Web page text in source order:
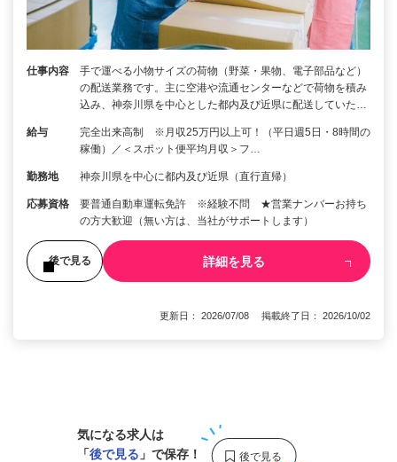
仕事内容
手で運べる小物サイズの荷物（野菜・果物、電子部品など）
の配送業務です。主に空港や流通センターなどで荷物を積み
込み、神奈川県を中心とした都内及び近県に配送していた…
給与
完全出来高制 ※月収25万円以上可！（平日週5日・8時間の
稼働）／＜スポット便平均月収＞フ…
勤務地 神奈川県を中心に都内及び近県（直行直帰）
応募資格
要普通自動車運転免許 ※経験不問 ★営業ナンバーお持ち
の方大歓迎（無い方は、当社がサポートします）
後で見る 詳細を見る
更新日： 2026/07/08 掲載終了日： 2026/10/02
気になる求人は
「後で見る 」で保存！